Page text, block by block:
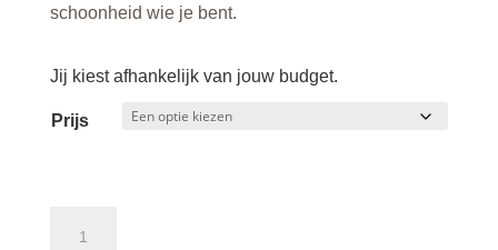
schoonheid wie je bent.
Jij kiest afhankelijk van jouw budget.
Prijs